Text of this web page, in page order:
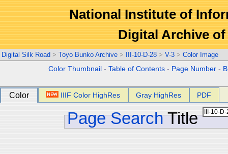
National Institute of
Digital Archive
Digital Silk Road > Toyo Bunko Archive > III-10-D-28 > V-3 > Color Image
Color Thumbnail -Table of Contents - Page Number -
Color IIIF Color HighRes Gray HighRes PDF
Page Search Title